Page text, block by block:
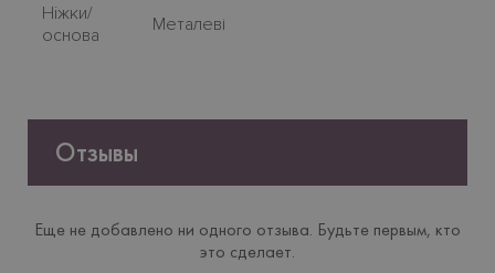
Нiжки/
основа
Металеві
Отзывы
Еще не добавлено ни одного отзыва. Будьте первым, кто
это сделает.